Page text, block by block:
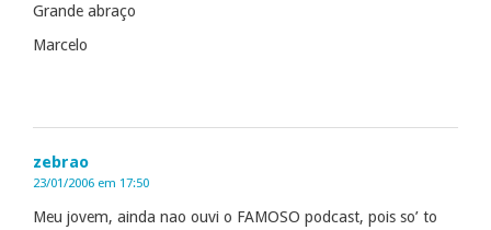
Grande abraço
Marcelo
zebrao
23/01/2006 em 17:50
Meu jovem, ainda nao ouvi o FAMOSO podcast, pois so’ to